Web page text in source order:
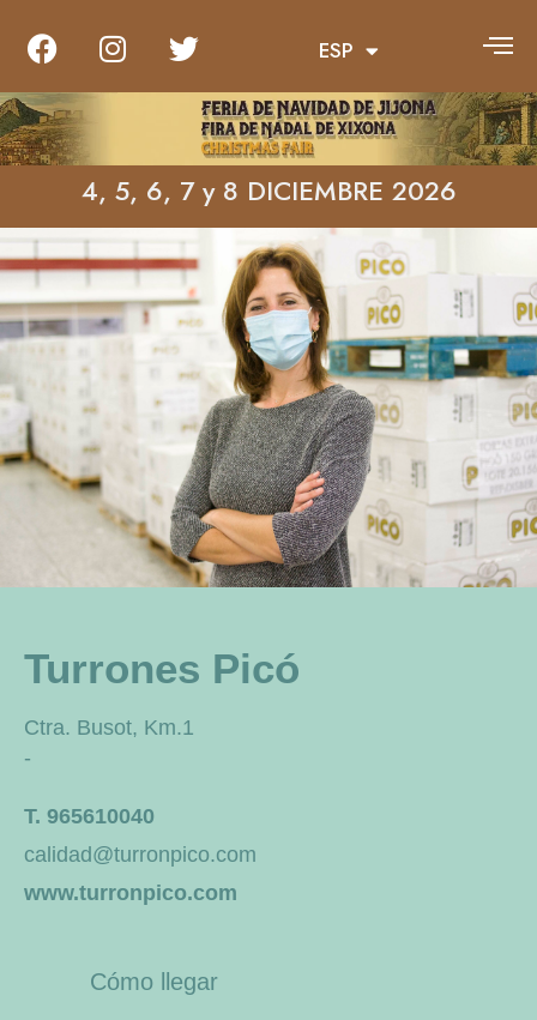
ESP
ENG
4, 5, 6, 7 y 8 DICIEMBRE 2026
Turrones Picó
Ctra. Busot, Km.1
-
T. 965610040
calidad@turronpico.com
www.turronpico.com
Cómo llegar